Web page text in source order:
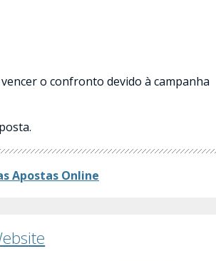
o confronto devido à campanha
Apostas​ Online